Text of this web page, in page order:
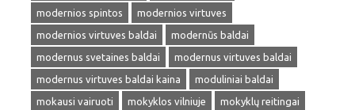
modernios spintos
modernios virtuves
modernios virtuves baldai
modernūs baldai
modernus svetaines baldai
modernus virtuves baldai
modernus virtuves baldai kaina
moduliniai baldai
mokausi vairuoti
mokyklos vilniuje
mokyklų reitingai